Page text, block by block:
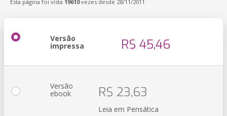
Esta página foi vista 19610vezes desde 28/11/2011
Versão
impressa R$ 45,46
Versão
ebook R$ 23,63
Leia em Pensática